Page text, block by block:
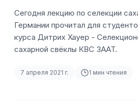
Сегодня лекцию по селекции
Германии прочитал для
курса Дитрих Хауер -
сахарной свёклы КВС ЗААТ.
7 апреля 2021 г. 1 мин чтения